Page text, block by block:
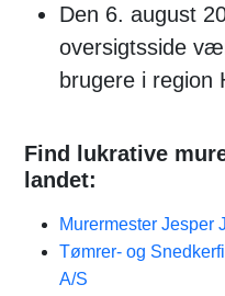
Den 6. august
oversigtsside
brugere i region
Find lukrative
landet:
Murermester Jesper
Tømrer- og
A/S